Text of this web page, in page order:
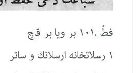
فطّ .١٠١ بر ویا بر قاچ
١ رسلاتخانه ارسلانك و ساتر